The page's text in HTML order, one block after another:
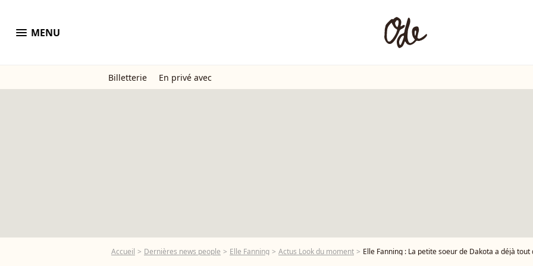
menu MENU
Billetterie En privé avec
Accueil Dernières news people Elle Fanning Actus Look du moment Elle Fanning : La petite soeur de Dakota a déjà